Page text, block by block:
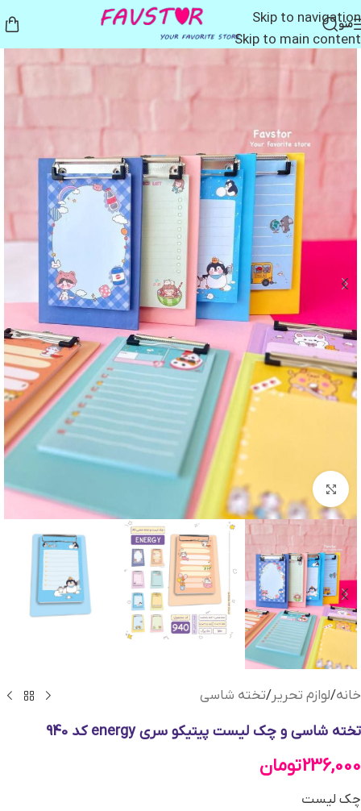
Skip to navigation
Skip to main content
منو
بزرگنمایی تصویر
خانه/لوازم تحریر/تخته شاسی
تخته شاسی و چک لیست پیتیکو سری energy کد 940
236,000تومان
چک لیست